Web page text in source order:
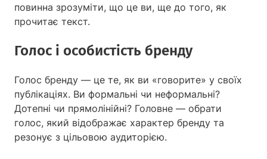
повинна зрозуміти, що це ви, ще до того, як
прочитає текст.
Голос і особистість бренду
Голос бренду — це те, як ви «говорите» у своїх
публікаціях. Ви формальні чи неформальні?
Дотепні чи прямолінійні? Головне — обрати
голос, який відображає характер бренду та
резонує з цільовою аудиторією.